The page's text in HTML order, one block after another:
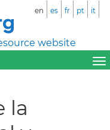
website
en es fr pt it
la